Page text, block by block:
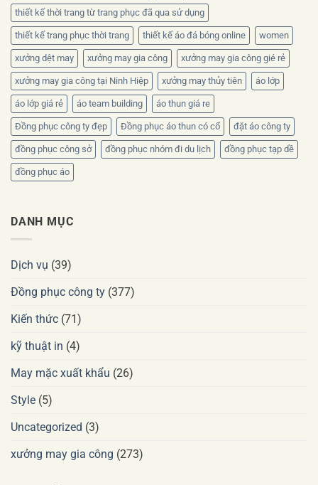
thiết kế thời trang từ trang phục đã qua sử dụng
thiết kế trang phục thời trang thiết kế áo đá bóng online women
xưởng dệt may xưởng may gia công xưởng may gia công gié rẻ
xưởng may gia công tại Ninh Hiệp xưởng may thủy tiên áo lớp
áo lớp giá rẻ áo team building áo thun giá re
Đồng phục công ty đẹp Đồng phục áo thun có cổ đặt áo công ty
đồng phục công sở đồng phục nhóm đi du lịch đồng phục tạp dề
đồng phục áo
DANH MỤC
Dịch vụ (39)
Đồng phục công ty (377)
Kiến thức (71)
kỹ thuật in (4)
May mặc xuất khẩu (26)
Style (5)
Uncategorized (3)
xưởng may gia công (273)